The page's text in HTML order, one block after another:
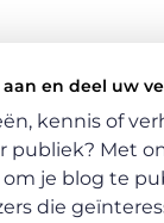
en deel uw
kennis of
publiek? Met
om je blog te
die